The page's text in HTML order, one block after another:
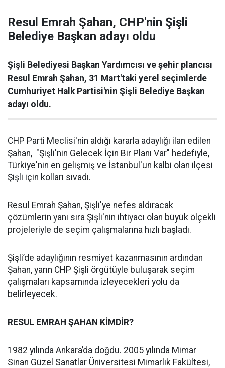
Resul Emrah Şahan, CHP'nin Şişli
Belediye Başkan adayı oldu
Şişli Belediyesi Başkan Yardımcısı ve şehir plancısı
Resul Emrah Şahan, 31 Mart'taki yerel seçimlerde
Cumhuriyet Halk Partisi'nin Şişli Belediye Başkan
adayı oldu.
CHP Parti Meclisi'nin aldığı kararla adaylığı ilan edilen
Şahan, "Şişli'nin Gelecek İçin Bir Planı Var" hedefiyle,
Türkiye'nin en gelişmiş ve İstanbul'un kalbi olan ilçesi
Şişli için kolları sıvadı.
Resul Emrah Şahan, Şişli'ye nefes aldıracak
çözümlerin yanı sıra Şişli'nin ihtiyacı olan büyük ölçekli
projeleriyle de seçim çalışmalarına hızlı başladı.
Şişli’de adaylığının resmiyet kazanmasının ardından
Şahan, yarın CHP Şişli örgütüyle buluşarak seçim
çalışmaları kapsamında izleyecekleri yolu da
belirleyecek.
RESUL EMRAH ŞAHAN KİMDİR?
1982 yılında Ankara’da doğdu. 2005 yılında Mimar
Sinan Güzel Sanatlar Üniversitesi Mimarlık Fakültesi,